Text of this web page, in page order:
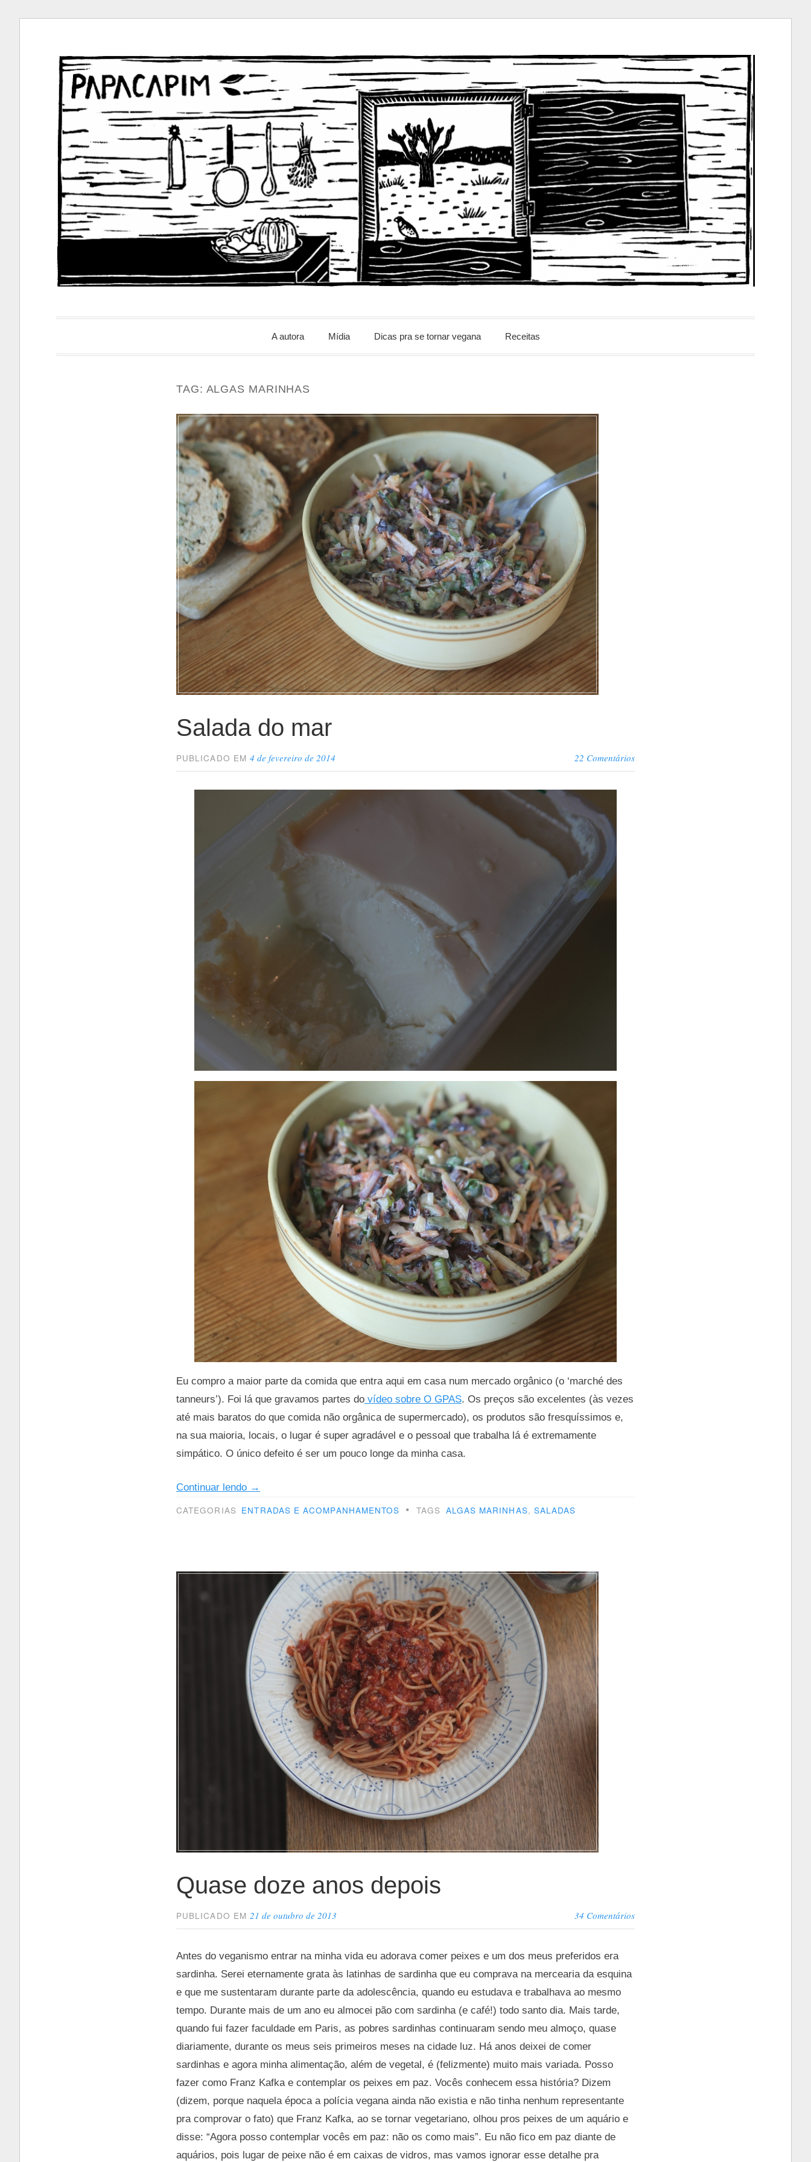
conteúdo
PapacapimA autora Mídia Dicas pra se tornar vegana Receitas
TAG: ALGAS MARINHAS
Salada do mar
PUBLICADO EM4 de fevereiro de 2014 22 Comentários
Eu compro a maior parte da comida que entra aqui em casa num mercado orgânico (o ‘marché des
tanneurs’). Foi lá que gravamos partes do vídeo sobre O GPAS. Os preços são excelentes (às vezes
até mais baratos do que comida não orgânica de supermercado), os produtos são fresquíssimos e,
na sua maioria, locais, o lugar é super agradável e o pessoal que trabalha lá é extremamente
simpático. O único defeito é ser um pouco longe da minha casa.
Continuar lendo “Salada
do
→
CATEGORIAS ENTRADAS E ACOMPANHAMENTOS • TAGS ALGAS MARINHAS, SALADAS
Quase doze anos depois
PUBLICADO EM21 de outubro de 2013 34 Comentários
Antes do veganismo entrar na minha vida eu adorava comer peixes e um dos meus preferidos era
sardinha. Serei eternamente grata às latinhas de sardinha que eu comprava na mercearia da esquina
e que me sustentaram durante parte da adolescência, quando eu estudava e trabalhava ao mesmo
tempo. Durante mais de um ano eu almocei pão com sardinha (e café!) todo santo dia. Mais tarde,
quando fui fazer faculdade em Paris, as pobres sardinhas continuaram sendo meu almoço, quase
diariamente, durante os meus seis primeiros meses na cidade luz. Há anos deixei de comer
sardinhas e agora minha alimentação, além de vegetal, é (felizmente) muito mais variada. Posso
fazer como Franz Kafka e contemplar os peixes em paz. Vocês conhecem essa história? Dizem
(dizem, porque naquela época a polícia vegana ainda não existia e não tinha nenhum representante
pra comprovar o fato) que Franz Kafka, ao se tornar vegetariano, olhou pros peixes de um aquário e
disse: “Agora posso contemplar vocês em paz: não os como mais”. Eu não fico em paz diante de
aquários, pois lugar de peixe não é em caixas de vidros, mas vamos ignorar esse detalhe pra